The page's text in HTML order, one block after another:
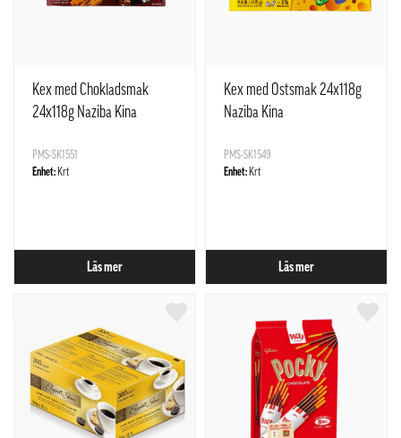
Kex med Chokladsmak
24x118g Naziba Kina
PMS-SK1551
Enhet: Krt
Läs mer
Kex med Ostsmak 24x118g
Naziba Kina
PMS-SK1549
Enhet: Krt
Läs mer